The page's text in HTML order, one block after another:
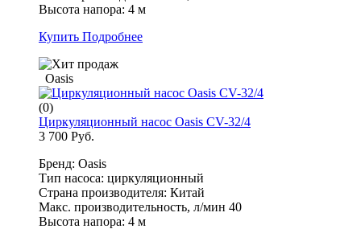
Высота напора: 4 м
Купить Подробнее
Oasis
(0)
Циркуляционный насос Oasis CV-32/4
3 700 Руб.
Бренд: Oasis
Тип насоса: циркуляционный
Страна производителя: Китай
Макс. производительность, л/мин 40
Высота напора: 4 м